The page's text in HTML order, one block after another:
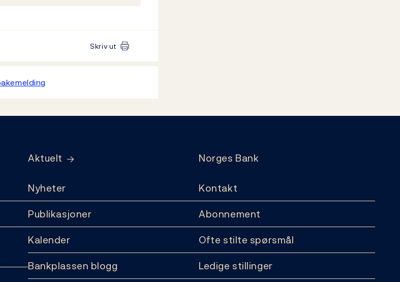
Skriv ut
Aktuelt
Nyheter
Publikasjoner
Kalender
Bankplassen blogg
Norges Bank
Kontakt
Abonnement
Ofte stilte spørsmål
Ledige stillinger